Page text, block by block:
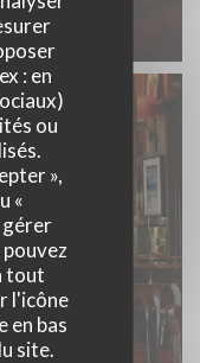
: en
ou
»,
«
gérer
tout
l'icône
en bas
site.